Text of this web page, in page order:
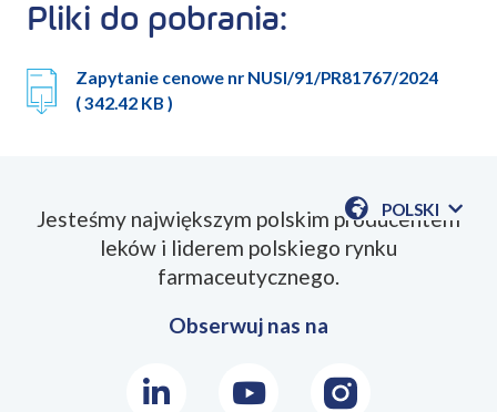
Pliki do pobrania:
Zapytanie cenowe nr NUSI/91/PR81767/2024
( 342.42 KB )
POLSKI
POKAŻ
Jesteśmy największym polskim producentem
leków i liderem polskiego rynku
farmaceutycznego.
Obserwuj nas na
LinkedInYoutubeInstagram